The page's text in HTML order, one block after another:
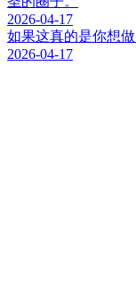
2026-04-17
如果这真的是你想
2026-04-17